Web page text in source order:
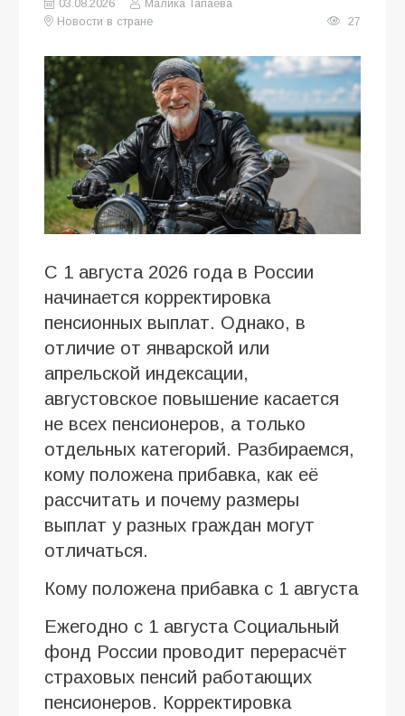
03.08.2026
Малика Тапаева
Новости в стране
27
С 1 августа 2026 года в России
начинается корректировка
пенсионных выплат. Однако, в
отличие от январской или
апрельской индексации,
августовское повышение касается
не всех пенсионеров, а только
отдельных категорий. Разбираемся,
кому положена прибавка, как её
рассчитать и почему размеры
выплат у разных граждан могут
отличаться.
Кому положена прибавка с 1 августа
Ежегодно с 1 августа Социальный
фонд России проводит перерасчёт
страховых пенсий работающих
пенсионеров. Корректировка